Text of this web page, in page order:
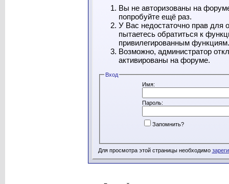
Вы не авторизованы на
попробуйте ещё раз.
У Вас недостаточно прав для
пытаетесь обратиться к
привилегированным функциям.
Возможно, администратор
активированы на форуме.
Вход
Имя:
Пароль:
Запомнить?
Для просмотра этой страницы необходимо